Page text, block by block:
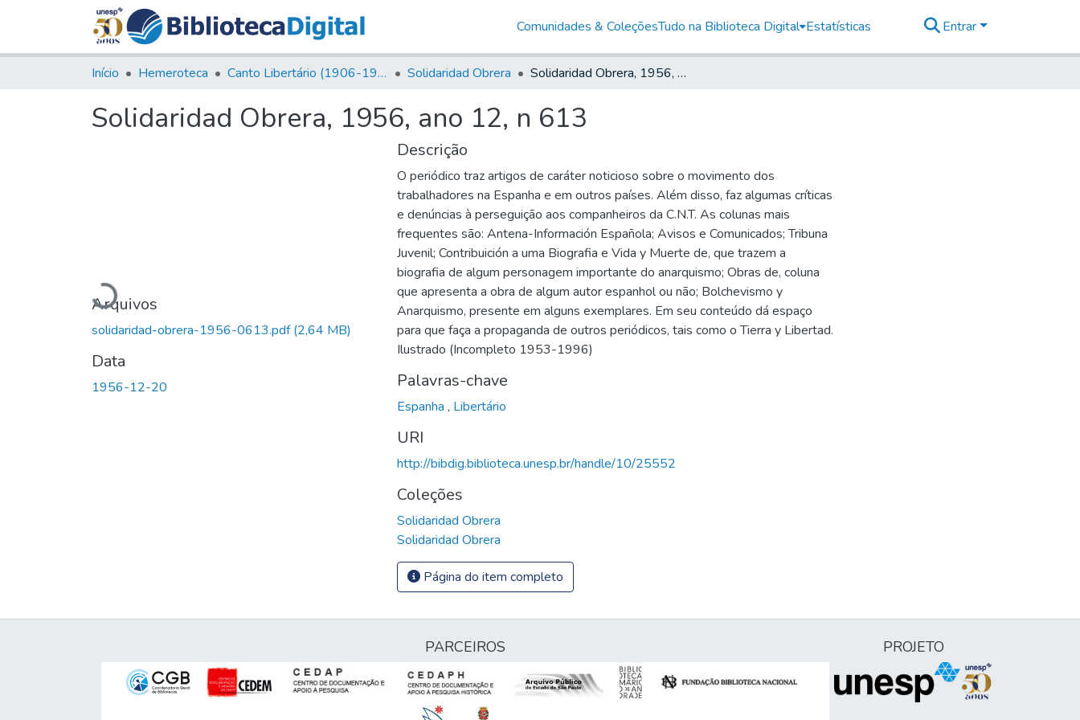
Comunidades & ColeçõesTudo na Biblioteca Digital Estatísticas Entrar
Início Hemeroteca Canto Libertário (1906-1995) Solidaridad Obrera Solidaridad Obrera, 1956, ano 12, n 613
Solidaridad Obrera, 1956, ano 12, n 613
Carregando...
Arquivos
solidaridad-obrera-1956-0613.pdf(2,64 MB)
Data
1956-12-20
Descrição
O periódico traz artigos de caráter noticioso sobre o movimento dos
trabalhadores na Espanha e em outros países. Além disso, faz algumas críticas
e denúncias à perseguição aos companheiros da C.N.T. As colunas mais
frequentes são: Antena-Información Española; Avisos e Comunicados; Tribuna
Juvenil; Contribuición a uma Biografia e Vida y Muerte de, que trazem a
biografia de algum personagem importante do anarquismo; Obras de, coluna
que apresenta a obra de algum autor espanhol ou não; Bolchevismo y
Anarquismo, presente em alguns exemplares. Em seu conteúdo dá espaço
para que faça a propaganda de outros periódicos, tais como o Tierra y Libertad.
Ilustrado (Incompleto 1953-1996)
Palavras-chave
Espanha , Libertário
URI
http://bibdig.biblioteca.unesp.br/handle/10/25552
Coleções
Solidaridad Obrera
Solidaridad Obrera
Página do item completo
PARCEIROS PROJETO